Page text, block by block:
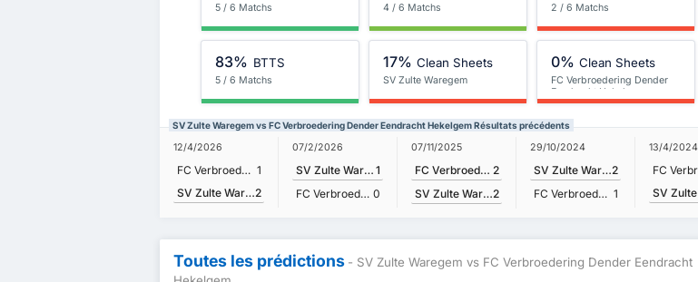
5 / 6 Matchs 4 / 6 Matchs 2 / 6 Matchs
83% BTTS
5 / 6 Matchs
17% Clean Sheets
SV Zulte Waregem
0% Clean Sheets
FC Verbroedering Dender
Eendracht Hekelgem
SV Zulte Waregem vs FC Verbroedering Dender Eendracht Hekelgem Résultats précédents
12/4/2026
FC Verbroedering Dender Eendracht Hekelgem 1
SV Zulte Waregem2
07/2/2026
SV Zulte Waregem 1
FC Verbroedering Dender Eendracht Hekelgem 0
07/11/2025
FC Verbroedering Dender Eendracht Hekelgem 2
SV Zulte Waregem2
29/10/2024
SV Zulte Waregem2
FC Verbroedering Dender Eendracht Hekelgem 1
13/4/2024
Toutes les prédictions - SV Zulte Waregem vs FC Verbroedering Dender Eendracht